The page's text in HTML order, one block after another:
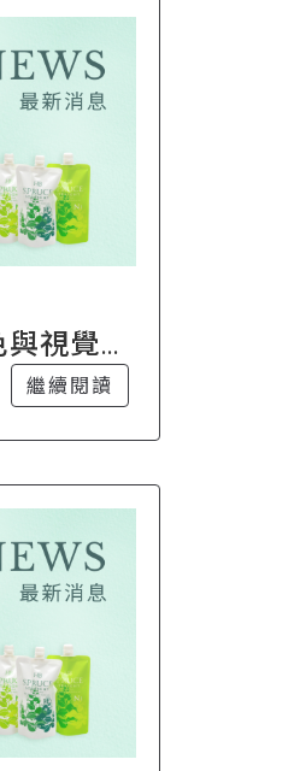
與視覺
繼續閱讀